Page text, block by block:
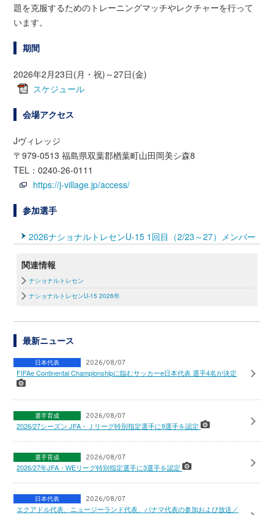
題を克服するためのトレーニングマッチやレクチャーを行って
います。
期間
2026年2月23日(月・祝)～27日(金)
スケジュール
会場アクセス
Jヴィレッジ
〒979-0513 福島県双葉郡楢葉町山田岡美シ森8
TEL：0240-26-0111
https://j-village.jp/access/
参加選手
2026ナショナルトレセンU-15 1回目（2/23～27）メンバー
関連情報
ナショナルトレセン
ナショナルトレセンU-15 2026年
最新ニュース
日本代表 2026/08/07
FIFAe Continental Championshipに臨むサッカーe日本代表 選手4名が決定
選手育成 2026/08/07
2026/27シーズン JFA・Ｊリーグ特別指定選手に9選手を認定
選手育成 2026/08/07
2026/27年JFA・WEリーグ特別指定選手に3選手を認定
日本代表 2026/08/07
エクアドル代表、ニュージーランド代表、パナマ代表の参加および放送／